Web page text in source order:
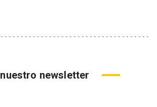
newsletter